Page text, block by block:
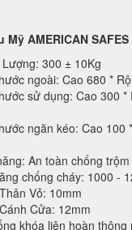
AMERICAN SAFES
300 ± 10Kg
ngoài: Cao 680 *
sử dụng: Cao 300 *
ngăn kéo: Cao 100
An toàn chống
chống cháy: 1000 -
Vỏ: 10mm
Cửa: 12mm
khóa liên hoàn